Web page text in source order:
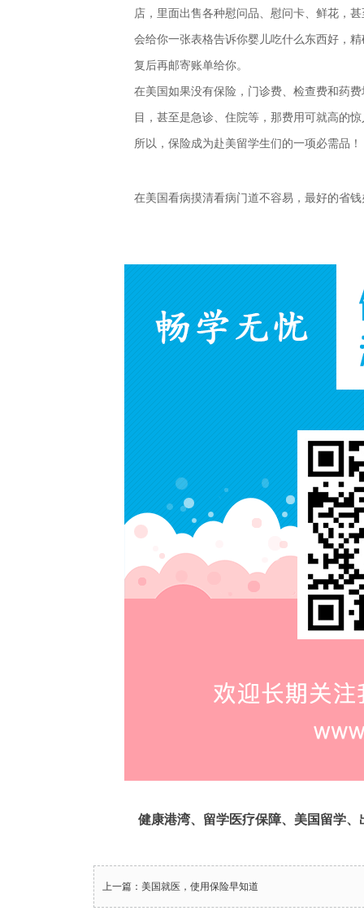
店，里面出售各种慰问品、慰问卡、鲜花，
会给你一张表格告诉你婴儿吃什么东西好，
复后再邮寄账单给你。
在美国如果没有保险，门诊费、检查费和药
目，甚至是急诊、住院等，那费用可就高的
所以，保险成为赴美留学生们的一项必需品
在美国看病摸清看病门道不容易，最好的省
健康港湾、 留学医疗保障、美国留学
上一篇：美国就医，使用保险早知道